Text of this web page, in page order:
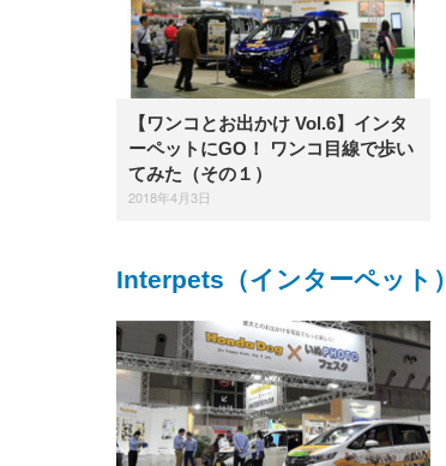
【ワンコとお出かけ Vol.6】インタ
ーペットにGO！ ワンコ目線で歩い
てみた（その１）
2018年4月3日
Interpets（インターペット）